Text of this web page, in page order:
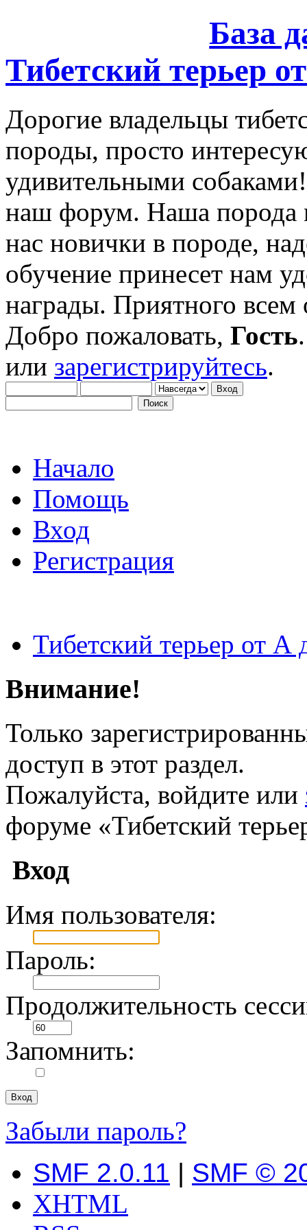
База
Тибетский терьер
Дорогие владельцы
породы, просто
удивительными
наш форум. Наша порода
нас новички в породе,
обучение принесет нам
награды. Приятного
Добро пожаловать, Гость
или зарегистрируйтесь.
Начало
Помощь
Вход
Регистрация
Тибетский терьер от А
Внимание!
Только
доступ в этот раздел.
Пожалуйста, войдите или
форуме «Тибетский
Вход
Имя пользователя:
Пароль:
Продолжительность
Запомнить:
Забыли пароль?
SMF 2.0.11 | SMF ©
XHTML